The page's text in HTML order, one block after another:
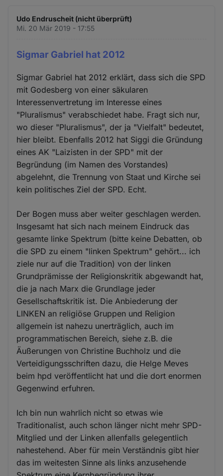
Udo Endruscheit (nicht überprüft)
Mi. 20 Mär 2019 - 17:55
Sigmar Gabriel hat 2012
Sigmar Gabriel hat 2012 erklärt, dass sich die SPD
mit Godesberg von einer säkularen
Interessenvertretung im Interesse eines
"Pluralismus" verabschiedet habe. Fragt sich nur,
wo dieser "Pluralismus", der ja "Vielfalt" bedeutet,
hier bleibt. Ebenfalls 2012 hat Siggi die Gründung
eines AK "Laizisten in der SPD" mit der
Begründung (im Namen des Vorstandes)
abgelehnt, die Trennung von Staat und Kirche sei
kein politisches Ziel der SPD. Echt.
Der Bogen muss aber weiter geschlagen werden.
Insgesamt hat sich nach meinem Eindruck das
gesamte linke Spektrum (bitte keine Debatten, ob
die SPD zu einem "linken Spektrum" gehört... ich
ziele nur auf die Tradition) von der linken
Grundprämisse der Religionskritik abgewandt hat,
die ja nach Marx die Grundlage jeder
Gesellschaftskritik ist. Die Anbiederung der
LINKEN an religiöse Gruppen und Religion
allgemein ist nahezu unerträglich, auch im
programmatischen Bereich, siehe z.B. die
Äußerungen von Christine Buchholz und die
Verteidigungsschriften dazu, die Helge Meves
beim hpd veröffentlicht hat und die dort enormen
Gegenwind erfuhren.
Ich bin nun wahrlich nicht so etwas wie
Traditionalist, auch schon länger nicht mehr SPD-
Mitglied und der Linken allenfalls gelegentlich
nahestehend. Aber für mein Verständnis gibt hier
das im weitesten Sinne als links anzusehende